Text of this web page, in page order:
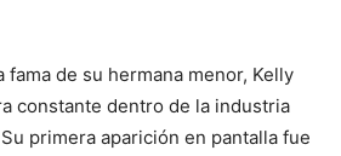
fama de su hermana menor, Kelly
constante dentro de la industria
primera aparición en pantalla fue